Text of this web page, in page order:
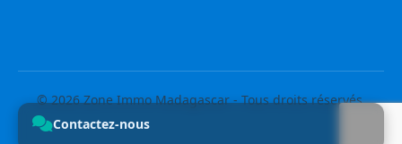
© 2026 Zone Immo Madagascar - Tous droits réservés.
Contactez-nous